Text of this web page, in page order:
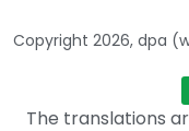
Copyright 2026, dpa
The translations